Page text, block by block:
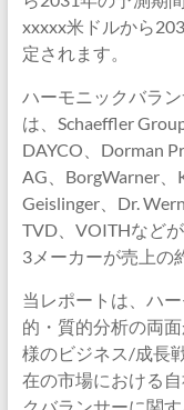
xxxxx米ドルから
定されます。
ハーモニックバラ
は、Schaeffler
DAYCO、Dorman
AG、BorgWarner、
Geislinger、Dr.
TVD、VOITHなど
3メーカーが売上の
当レポートは、ハ
的・質的分析の両
様のビジネス/成長
在の市場における